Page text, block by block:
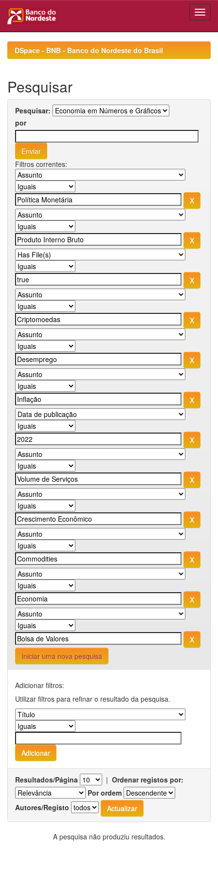
navigationDSpace - BNB - Banco do Nordeste do Brasil
Pesquisar
Pesquisar:
por
Filtros correntes:
Iniciar uma nova pesquisa
Adicionar filtros:
Utilizar filtros para refinar o resultado da pesquisa.
Resultados/Página | Ordenar registos por:
Por ordem
Autores/Registo
A pesquisa não produziu resultados.